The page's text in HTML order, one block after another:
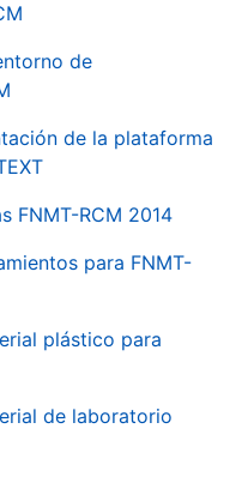
de
de la plataforma
FNMT-RCM 2014
para FNMT-
plástico para
de laboratorio